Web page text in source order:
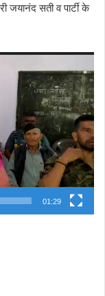
जयानंद सती व पार्टी के
01:29